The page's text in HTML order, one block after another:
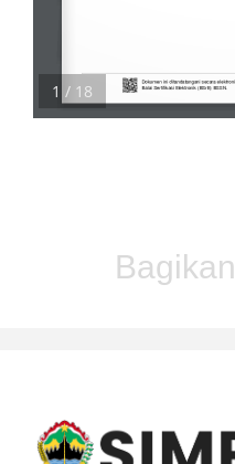
1 / 18
Bagikan